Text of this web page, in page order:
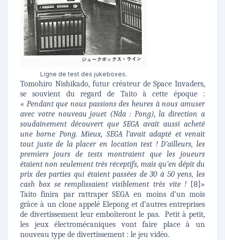
Ligne de test des jukeboxes.
Tomohiro Nishikado, futur créateur de Space Invaders,
se souvient du regard de Taito à cette époque :
« Pendant que nous passions des heures à nous amuser
avec votre nouveau jouet (Nda : Pong), la direction a
soudainement découvert que SEGA avait aussi acheté
une borne Pong. Mieux, SEGA l’avait adapté et venait
tout juste de la placer en location test ! D’ailleurs, les
premiers jours de tests montraient que les joueurs
étaient non seulement très réceptifs, mais qu’en dépit du
prix des parties qui étaient passées de 30 à 50 yens, les
cash box se remplissaient visiblement très vite ! [8] »
Taito finira par rattraper SEGA en moins d’un mois
grâce à un clone appelé Elepong et d’autres entreprises
de divertissement leur emboîteront le pas. Petit à petit,
les jeux électromécaniques vont faire place à un
nouveau type de divertissement : le jeu vidéo.